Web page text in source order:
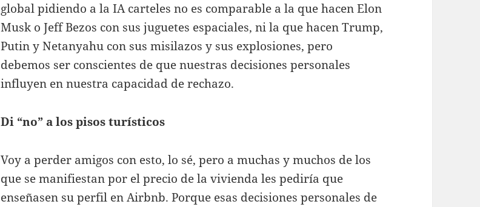
global pidiendo a la IA carteles no es comparable a la que hacen Elon
Musk o Jeff Bezos con sus juguetes espaciales, ni la que hacen Trump,
Putin y Netanyahu con sus misilazos y sus explosiones, pero
debemos ser conscientes de que nuestras decisiones personales
influyen en nuestra capacidad de rechazo.
Di “no” a los pisos turísticos
Voy a perder amigos con esto, lo sé, pero a muchas y muchos de los
que se manifiestan por el precio de la vivienda les pediría que
enseñasen su perfil en Airbnb. Porque esas decisiones personales de